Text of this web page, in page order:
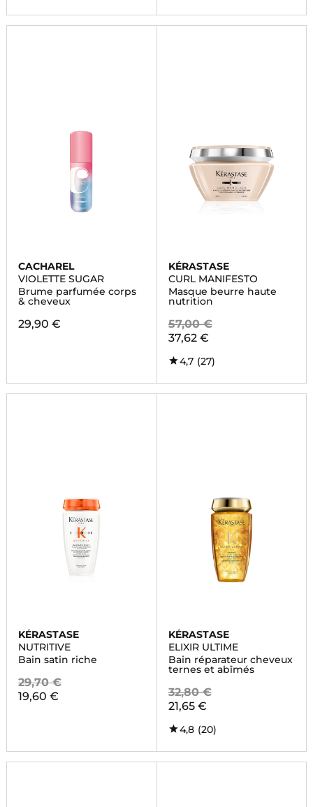
CACHAREL
VIOLETTE SUGAR
Brume parfumée corps
& cheveux
29,90 €
KÉRASTASE
CURL MANIFESTO
Masque beurre haute
nutrition
57,00 €
37,62 €
4,7 (27)
KÉRASTASE
NUTRITIVE
Bain satin riche
29,70 €
19,60 €
KÉRASTASE
ELIXIR ULTIME
Bain réparateur cheveux
ternes et abîmés
32,80 €
21,65 €
4,8 (20)